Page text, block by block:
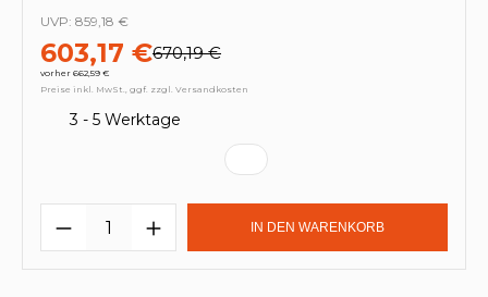
603,17 €670,19 €
vorher 662,59 €
UVP: 859,18 €
Preise inkl. MwSt., ggf. zzgl. Versandkosten
3 - 5 Werktage
Produkt Anzahl: Gib den
IN DEN WARENKORB